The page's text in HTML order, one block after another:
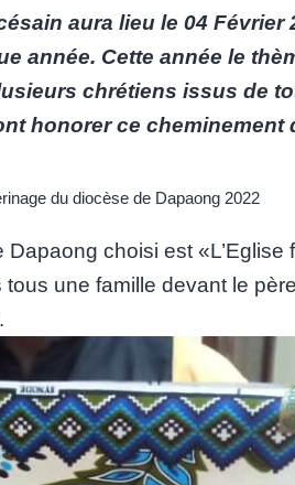
aura lieu le 04 Février
année. Cette année le
chrétiens issus de
honorer ce cheminement
du diocèse de Dapaong 2022
choisi est «L’Eglise
une famille devant le